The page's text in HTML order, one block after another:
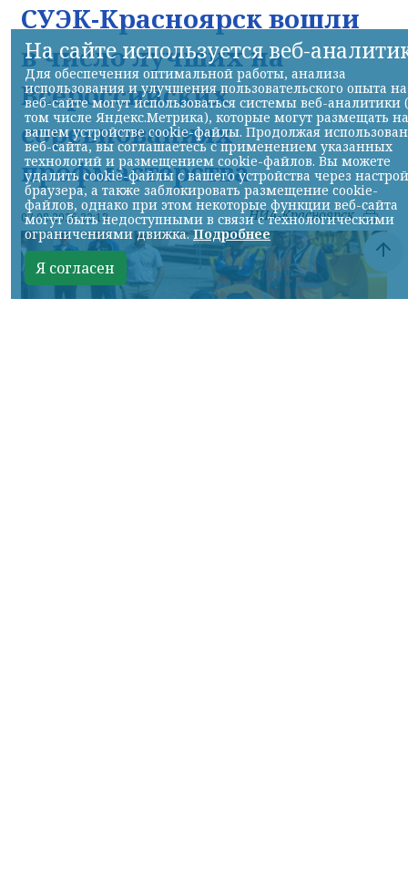
СУЭК-Красноярск вошли
в число лучших на
Всероссийских
соревнованиях
профмастерства
07.08.2026 22:13 НИА-Красноярск
На сайте используется веб-
Для обеспечения оптимальной работы, анализа
использования и улучшения пользовательского опыта на
веб-сайте могут использоваться системы веб-аналитики
том числе Яндекс.Метрика), которые могут размещать на
вашем устройстве cookie-файлы. Продолжая
веб-сайта, вы соглашаетесь с применением указанных
технологий и размещением cookie-файлов. Вы можете
удалить cookie-файлы с вашего устройства через
браузера, а также заблокировать размещение cookie-
файлов, однако при этом некоторые функции веб-сайта
могут быть недоступными в связи с технологическими
ограничениями движка.Подробнее
Я согласен